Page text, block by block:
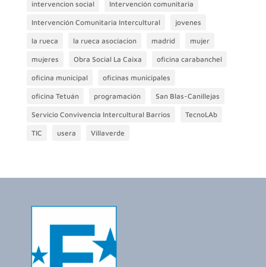
intervencion social Intervención comunitaria
Intervención Comunitaria Intercultural jovenes
la rueca la rueca asociacion madrid mujer
mujeres Obra Social La Caixa oficina carabanchel
oficina municipal oficinas municipales
oficina Tetuán programación San Blas-Canillejas
Servicio Convivencia Intercultural Barrios TecnoLAb
TIC usera Villaverde